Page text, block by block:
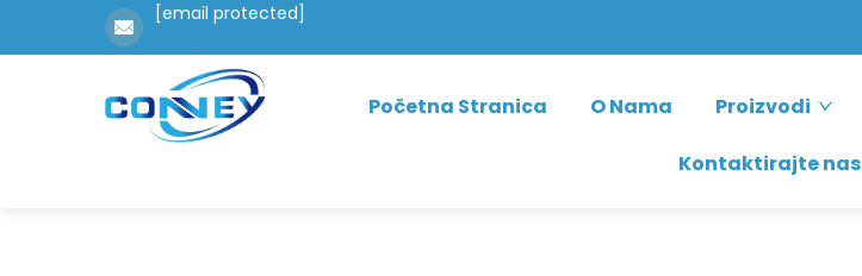
[email protected]
Početna Stranica O Nama Proizvodi
Kontaktirajte nas